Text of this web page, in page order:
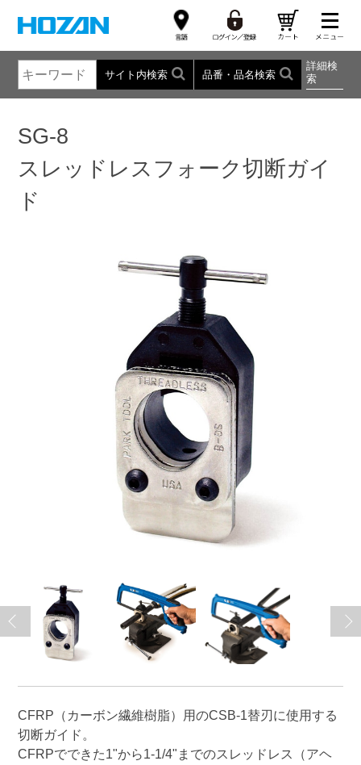
サイト内検索 品番・品名検索
詳細検
索
SG-8
スレッドレスフォーク切断ガイ
ド
CFRP（カーボン繊維樹脂）用のCSB-1替刃に使用する
切断ガイド。
CFRPでできた1"から1-1/4"までのスレッドレス（アヘ